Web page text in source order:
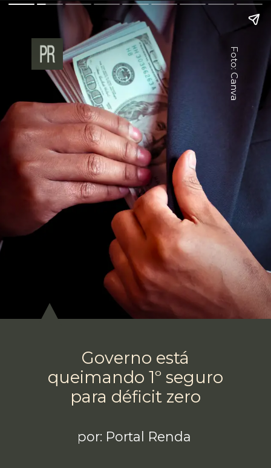
Governo está
queimando 1º seguro
para déficit zero
por: Portal Renda
Foto: Canva